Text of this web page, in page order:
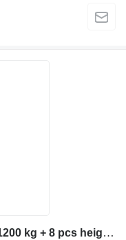
TyreON 230V mobile lifting table 1200 kg + 8 pcs height adapterset